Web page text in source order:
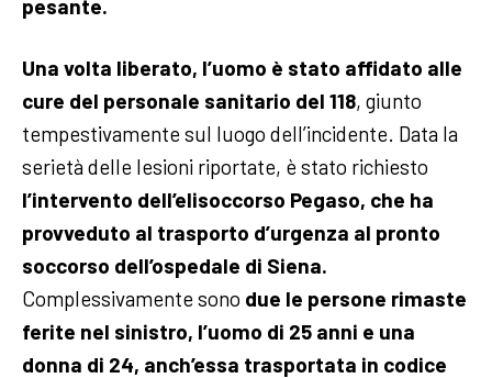
pesante.
Una volta liberato, l’uomo è stato affidato alle
cure del personale sanitario del 118, giunto
tempestivamente sul luogo dell’incidente. Data la
serietà delle lesioni riportate, è stato richiesto
l’intervento dell’elisoccorso Pegaso, che ha
provveduto al trasporto d’urgenza al pronto
soccorso dell’ospedale di Siena.
Complessivamente sono due le persone rimaste
ferite nel sinistro, l’uomo di 25 anni e una
donna di 24, anch’essa trasportata in codice